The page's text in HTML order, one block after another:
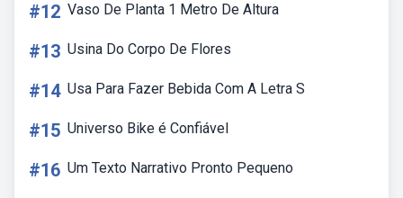
#12 Vaso De Planta 1 Metro De Altura
#13 Usina Do Corpo De Flores
#14 Usa Para Fazer Bebida Com A Letra S
#15 Universo Bike é Confiável
#16 Um Texto Narrativo Pronto Pequeno